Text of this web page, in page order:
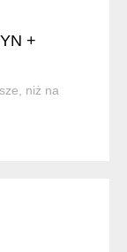
+
niż na